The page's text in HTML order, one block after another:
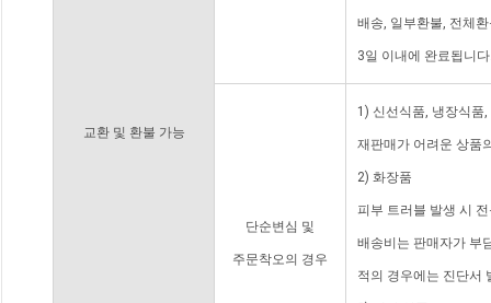
교환 및 환불 가능
배송, 일부환불, 전체
3일 이내에 완료됩니
단순변심 및
주문착오의 경우
1) 신선식품, 냉장식품
재판매가 어려운 상품
2) 화장품
피부 트러블 발생 시
배송비는 판매자가 부
적의 경우에는 진단서